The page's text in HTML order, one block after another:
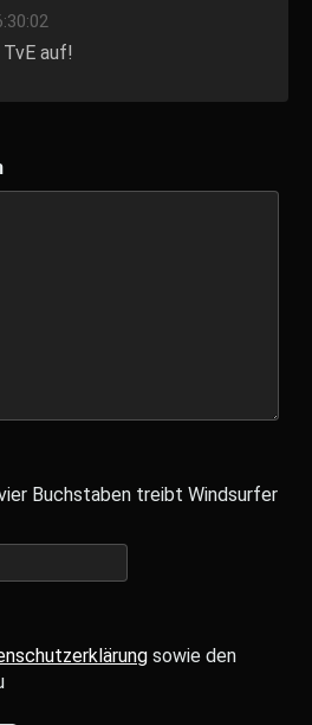
auf!
Buchstaben treibt Windsurfer
sowie den